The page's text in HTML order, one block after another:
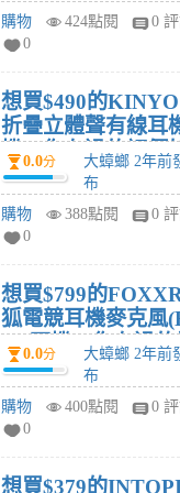
購物
424點閱
0
0
想買$490的KINYO
折疊立體聲有線耳
機，你有過的評價
0.0分
大蟑螂 2年前
布
購物
388點閱
0
0
想買$799的
狐電競耳機麥克風
07)耳機，你有過的
何?
0.0分
大蟑螂 2年前
布
購物
400點閱
0
0
想買$379的